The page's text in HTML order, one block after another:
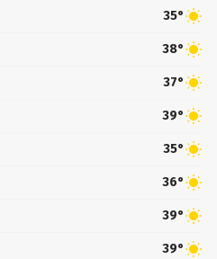
35°
38°
37°
39°
35°
36°
39°
39°